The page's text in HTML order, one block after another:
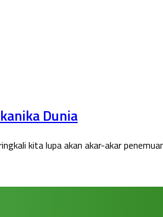
Dunia
kita lupa akan akar-akar